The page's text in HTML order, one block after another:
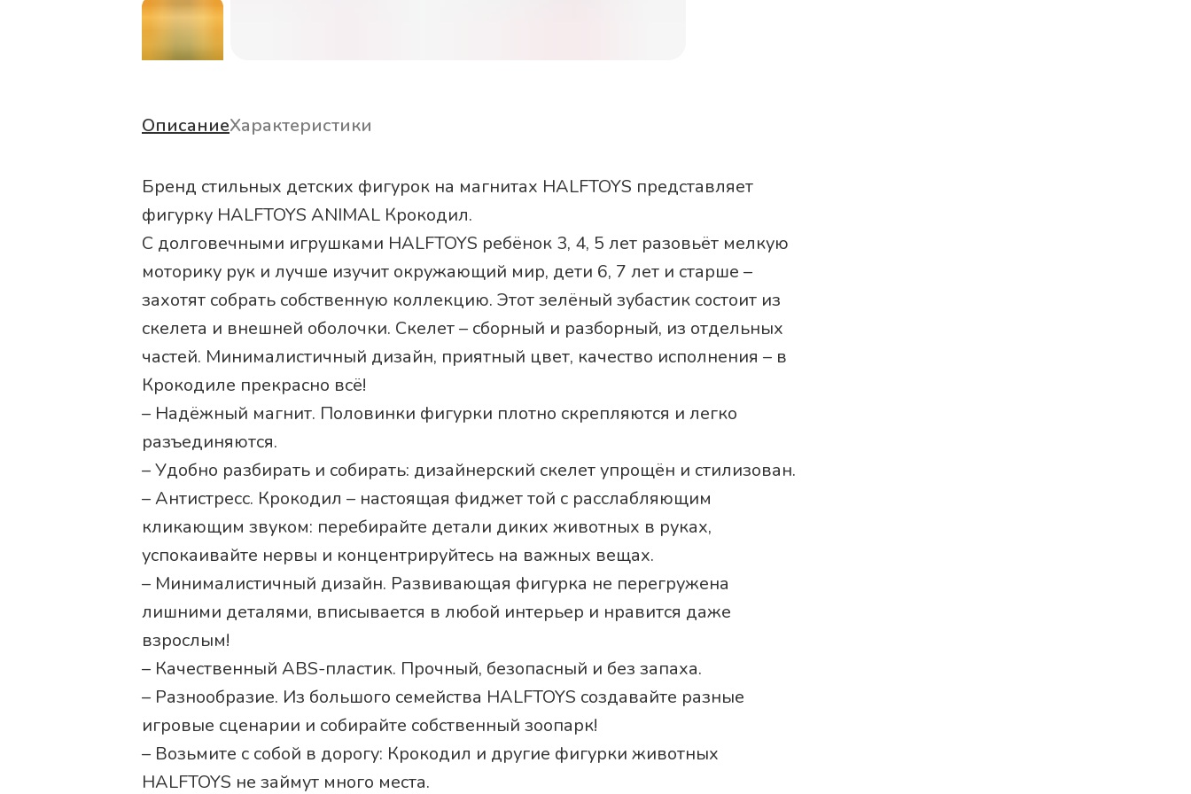
креативных. Разделяйте и властвуйте!
ОписаниеХарактеристики
Бренд стильных детских фигурок на магнитах HALFTOYS представляет
фигурку HALFTOYS ANIMAL Крокодил.
С долговечными игрушками HALFTOYS ребёнок 3, 4, 5 лет разовьёт мелкую
моторику рук и лучше изучит окружающий мир, дети 6, 7 лет и старше –
захотят собрать собственную коллекцию. Этот зелёный зубастик состоит из
скелета и внешней оболочки. Скелет – сборный и разборный, из отдельных
частей. Минималистичный дизайн, приятный цвет, качество исполнения – в
Крокодиле прекрасно всё!
– Надёжный магнит. Половинки фигурки плотно скрепляются и легко
разъединяются.
– Удобно разбирать и собирать: дизайнерский скелет упрощён и стилизован.
– Антистресс. Крокодил – настоящая фиджет той с расслабляющим
кликающим звуком: перебирайте детали диких животных в руках,
успокаивайте нервы и концентрируйтесь на важных вещах.
– Минималистичный дизайн. Развивающая фигурка не перегружена
лишними деталями, вписывается в любой интерьер и нравится даже
взрослым!
– Качественный ABS-пластик. Прочный, безопасный и без запаха.
– Разнообразие. Из большого семейства HALFTOYS создавайте разные
игровые сценарии и собирайте собственный зоопарк!
– Возьмите с собой в дорогу: Крокодил и другие фигурки животных
HALFTOYS не займут много места.